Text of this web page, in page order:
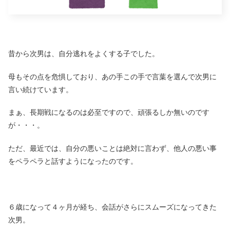
昔から次男は、自分逃れをよくする子でした。
母もその点を危惧しており、あの手この手で言葉を選んで次男に
言い続けています。
まぁ、長期戦になるのは必至ですので、頑張るしか無いのです
が・・・。
ただ、最近では、自分の悪いことは絶対に言わず、他人の悪い事
をペラペラと話すようになったのです。
６歳になって４ヶ月が経ち、会話がさらにスムーズになってきた
次男。